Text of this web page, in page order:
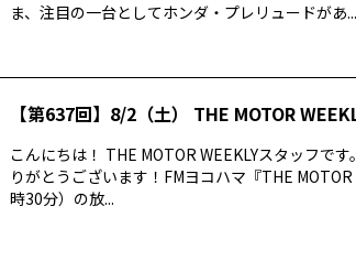
ま、注目の一台としてホンダ・プレリュードがあ...
【第637回】8/2（土） THE MOTOR
こんにちは！ THE MOTOR WEEKLYスタッフで
りがとうございます！FMヨコハマ『THE
時30分）の放...